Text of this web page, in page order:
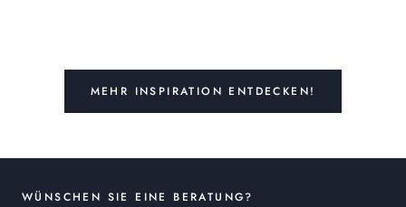
MEHR INSPIRATION ENTDECKEN!
WÜNSCHEN SIE EINE BERATUNG?